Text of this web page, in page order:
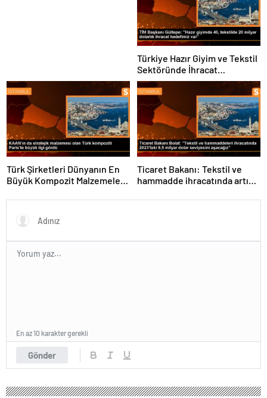
Türkiye Hazır Giyim ve Tekstil
Sektöründe İhracat
Hedeflerini Açıkladı
Türk Şirketleri Dünyanın En
Büyük Kompozit Malzemeler
Ticaret Bakanı: Tekstil ve
hammadde ihracatında artış
Gönder
En az 10 karakter gerekli